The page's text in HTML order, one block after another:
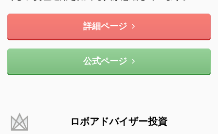
詳細ページ
公式ページ
ロボアドバイザー投資